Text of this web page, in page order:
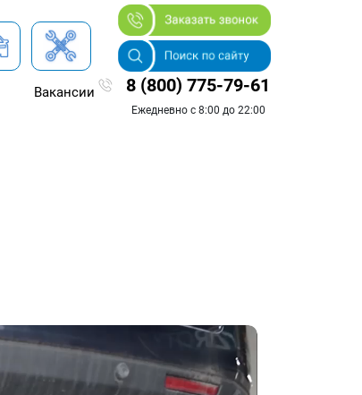
Вакансии 8 (800) 775-79-61
Ежедневно с 8:00 до 22:00